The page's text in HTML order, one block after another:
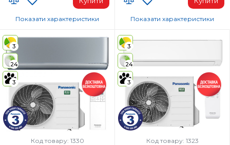
Wi-Fi модуль:
Wi-Fi (вбудований)
Площа приміщення, м²:
25
Потужність, BTU:
9000
Клас енергоспоживання (охолодження):
A+++
Колір внутрішнього блоку:
Показати характеристики
Wi-Fi модуль:
Wi-Fi (вбудований)
Площа приміщення, м²:
20
Потужність, BTU:
7000
Клас енергоспоживання
A+++
Колір внутрішнього блоку:
Показати характеристики
3
24
3
Код товару: 1330
3
24
3
Код товару: 1323